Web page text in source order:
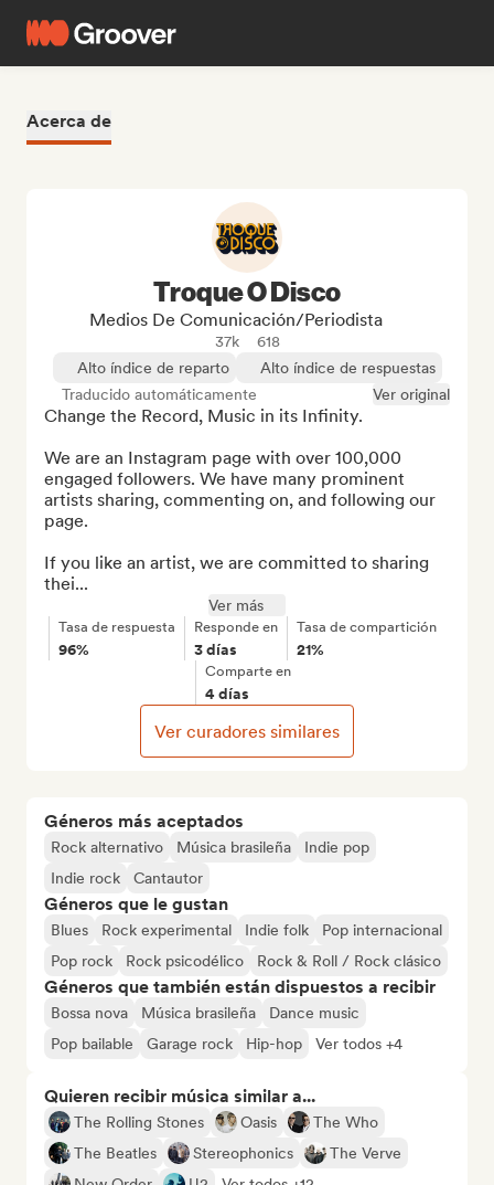
Acerca de
Géneros más aceptados
Rock alternativo Música brasileña
Indie pop
Indie rock
Cantautor
Géneros que le gustan
Blues Rock experimental Indie folk
Pop internacional
Pop rock
Rock psicodélico Rock & Roll / Rock clásico
Géneros que también están dispuestos a recibir
Bossa nova Música brasileña
Dance music
Pop bailable
Garage rock Hip-hop Ver todos +4
Quieren recibir música similar a...
The Rolling Stones Oasis
The Who
The Beatles
Stereophonics
The Verve
Troque O Disco
Medios De Comunicación/Periodista
37k
618
Alto índice de reparto
Alto índice de respuestas
Traducido automáticamente
Ver original
Change the Record, Music in its Infinity.
We are an Instagram page with over 100,000
engaged followers. We have many prominent
artists sharing, commenting on, and following our
page.
If you like an artist, we are committed to sharing
thei...
Ver más
Tasa de respuesta
96%
Responde en
3 días
Tasa de compartición
21%
Comparte en
4 días
Ver curadores similares